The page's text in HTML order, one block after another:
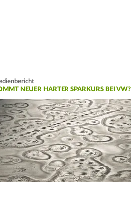
NEUER HARTER SPARKURS BEI VW?